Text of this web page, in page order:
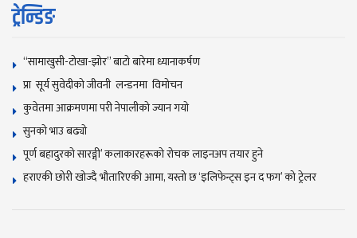
ट्रेन्डिङ
“सामाखुसी-टोखा-झोर” बाटो बारेमा ध्यानाकर्षण
प्रा सूर्य सुवेदीको जीवनी लन्डनमा विमोचन
कुवेतमा आक्रमणमा परी नेपालीको ज्यान गयाे
सुनकाे भाउ बढ्याे
पूर्ण बहादुरको सारङ्गी’ कलाकारहरूको रोचक लाइनअप तयार हुने
हराएकी छोरी खोज्दै भौतारिएकी आमा, यस्तो छ ‘इलिफेन्ट्स इन द फग’ को ट्रेलर